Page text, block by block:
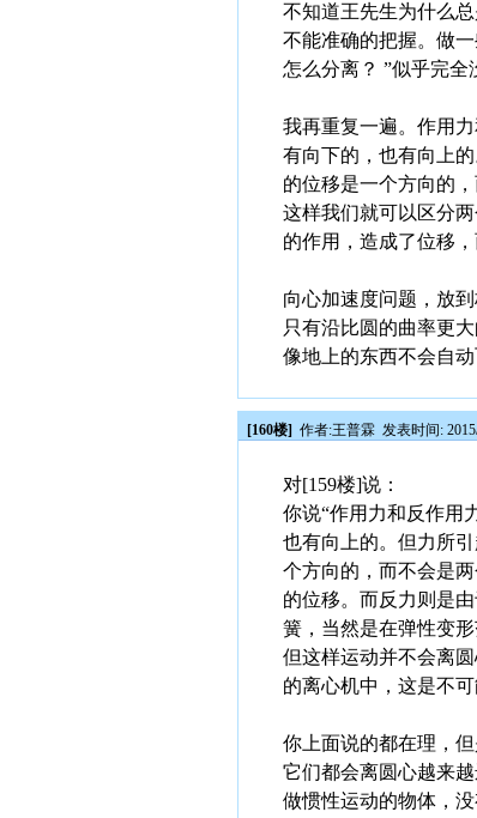
不知道王先生为什么
不能准确的把握。做
怎么分离？ ”似乎完全
我再重复一遍。作用
有向下的，也有向上
的位移是一个方向的，
这样我们就可以区分
的作用，造成了位移
向心加速度问题，放
只有沿比圆的曲率更
像地上的东西不会自动
[160楼] 作者:王普霖 发表时间:
对[159楼]说：
你说“作用力和反作用
也有向上的。但力所
个方向的，而不会是
的位移。而反力则是
簧，当然是在弹性变
但这样运动并不会离
的离心机中，这是不
你上面说的都在理，
它们都会离圆心越来
做惯性运动的物体，